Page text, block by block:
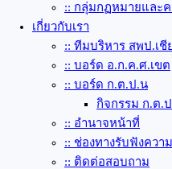
:: กลุ่มกฏหมายและ
เกี่ยวกับเรา
:: ทีมบริหาร สพป.เชี
:: บอร์ด อ.ก.ค.ศ.เขต
:: บอร์ด ก.ต.ป.น
กิจกรรม ก.ต.
:: อำนาจหน้าที่
:: ช่องทางรับฟังควา
:: ติดต่อสอบถาม